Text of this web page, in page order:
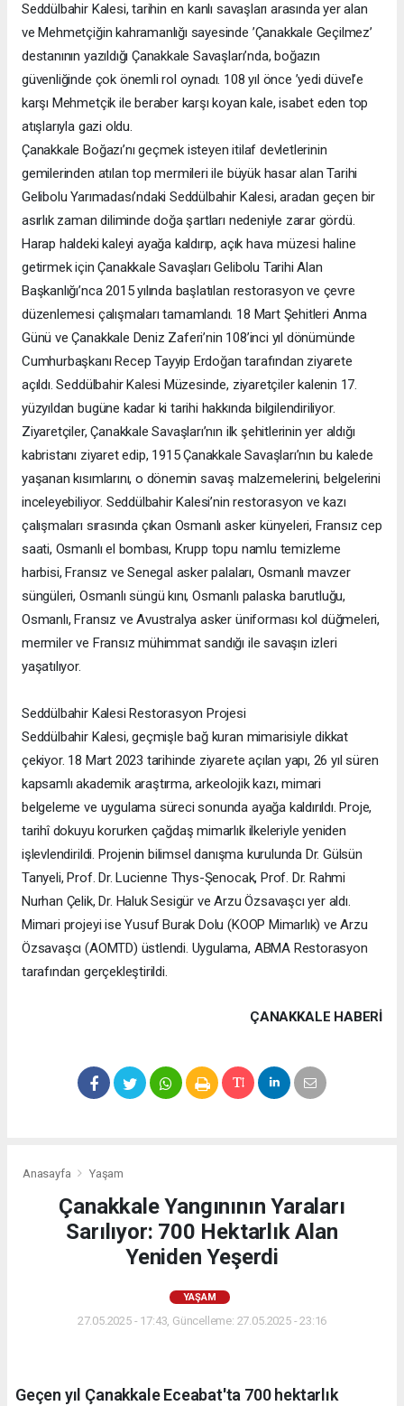
Seddülbahir Kalesi, tarihin en kanlı savaşları arasında yer alan
ve Mehmetçiğin kahramanlığı sayesinde ’Çanakkale Geçilmez’
destanının yazıldığı Çanakkale Savaşları’nda, boğazın
güvenliğinde çok önemli rol oynadı. 108 yıl önce ’yedi düvel’e
karşı Mehmetçik ile beraber karşı koyan kale, isabet eden top
atışlarıyla gazi oldu.
Çanakkale Boğazı’nı geçmek isteyen itilaf devletlerinin
gemilerinden atılan top mermileri ile büyük hasar alan Tarihi
Gelibolu Yarımadası’ndaki Seddülbahir Kalesi, aradan geçen bir
asırlık zaman diliminde doğa şartları nedeniyle zarar gördü.
Harap haldeki kaleyi ayağa kaldırıp, açık hava müzesi haline
getirmek için Çanakkale Savaşları Gelibolu Tarihi Alan
Başkanlığı’nca 2015 yılında başlatılan restorasyon ve çevre
düzenlemesi çalışmaları tamamlandı. 18 Mart Şehitleri Anma
Günü ve Çanakkale Deniz Zaferi’nin 108’inci yıl dönümünde
Cumhurbaşkanı Recep Tayyip Erdoğan tarafından ziyarete
açıldı. Seddülbahir Kalesi Müzesinde, ziyaretçiler kalenin 17.
yüzyıldan bugüne kadar ki tarihi hakkında bilgilendiriliyor.
Ziyaretçiler, Çanakkale Savaşları’nın ilk şehitlerinin yer aldığı
kabristanı ziyaret edip, 1915 Çanakkale Savaşları’nın bu kalede
yaşanan kısımlarını, o dönemin savaş malzemelerini, belgelerini
inceleyebiliyor. Seddülbahir Kalesi’nin restorasyon ve kazı
çalışmaları sırasında çıkan Osmanlı asker künyeleri, Fransız cep
saati, Osmanlı el bombası, Krupp topu namlu temizleme
harbisi, Fransız ve Senegal asker palaları, Osmanlı mavzer
süngüleri, Osmanlı süngü kını, Osmanlı palaska barutluğu,
Osmanlı, Fransız ve Avustralya asker üniforması kol düğmeleri,
mermiler ve Fransız mühimmat sandığı ile savaşın izleri
yaşatılıyor.
Seddülbahir Kalesi Restorasyon Projesi
Seddülbahir Kalesi, geçmişle bağ kuran mimarisiyle dikkat
çekiyor. 18 Mart 2023 tarihinde ziyarete açılan yapı, 26 yıl süren
kapsamlı akademik araştırma, arkeolojik kazı, mimari
belgeleme ve uygulama süreci sonunda ayağa kaldırıldı. Proje,
tarihî dokuyu korurken çağdaş mimarlık ilkeleriyle yeniden
işlevlendirildi. Projenin bilimsel danışma kurulunda Dr. Gülsün
Tanyeli, Prof. Dr. Lucienne Thys-Şenocak, Prof. Dr. Rahmi
Nurhan Çelik, Dr. Haluk Sesigür ve Arzu Özsavaşcı yer aldı.
Mimari projeyi ise Yusuf Burak Dolu (KOOP Mimarlık) ve Arzu
Özsavaşcı (AOMTD) üstlendi. Uygulama, ABMA Restorasyon
tarafından gerçekleştirildi.
ÇANAKKALE HABERİ
Anasayfa Yaşam
Çanakkale Yangınının Yaraları
Sarılıyor: 700 Hektarlık Alan
Yeniden Yeşerdi
YAŞAM
27.05.2025 - 17:43, Güncelleme: 27.05.2025 - 23:16
Geçen yıl Çanakkale Eceabat'ta 700 hektarlık